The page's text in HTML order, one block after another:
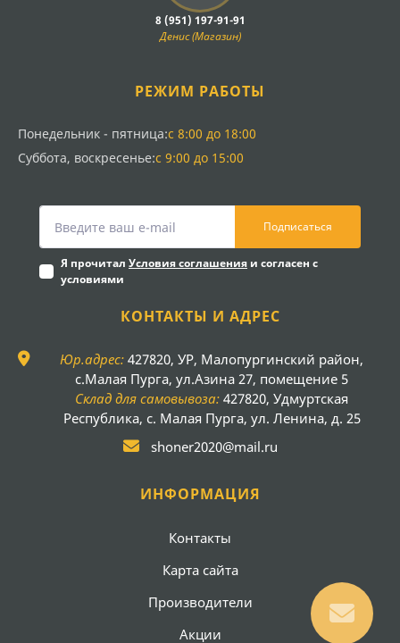
8 (951) 197-91-91
Денис (Магазин)
РЕЖИМ РАБОТЫ
Понедельник - пятница:с 8:00 до 18:00
Суббота, воскресенье:с 9:00 до 15:00
Подписаться
Я прочитал Условия соглашения и согласен с
условиями
КОНТАКТЫ И АДРЕС
Юр.адрес: 427820, УР, Малопургинский район,
с.Малая Пурга, ул.Азина 27, помещение 5
Склад для самовывоза: 427820, Удмуртская
Республика, с. Малая Пурга, ул. Ленина, д. 25
shoner2020@mail.ru
ИНФОРМАЦИЯ
Контакты
Карта сайта
Производители
Акции